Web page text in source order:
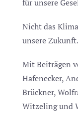
für unsere
Nicht das
unsere Zukunft.
Mit Beiträgen
Hafenecker,
Brückner,
Witzeling und